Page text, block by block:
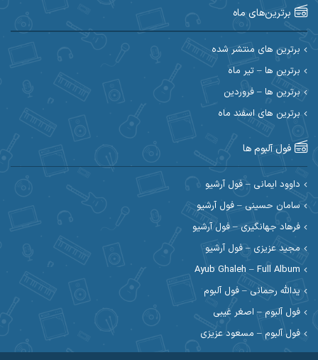
احسان امیدوار
احسان حیدری احسان دریادل
احسان رمضانی احسان علیانی
احسان کریمی احسان کمری
احسان مرادیان احمد اسلامی
احمد بیرانوند
احمد صحراییان
احمد نازدار احمد نوریان
احمدرضا امرایی
ارسلان منصوری ارسی بند
اسماعیل منتی
برترین‌های ماه
برترین های منتشر شده
برترین ها – تیر ماه
برترین ها – فروردین
برترین های اسفند ماه
فول آلبوم ها
داوود ایمانی – فول آرشیو
سامان حسینی – فول آرشیو
فرهاد جهانگیری – فول آرشیو
مجید عزیزی – فول آرشیو
Ayub Ghaleh – Full Album
یدالله رحمانی – فول آلبوم
فول آلبوم – اصغر غیبی
فول آلبوم – مسعود عزیزی